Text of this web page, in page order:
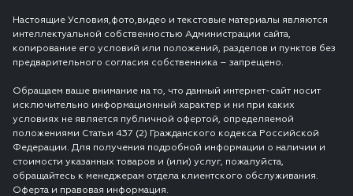
Настоящие Условия,фото,видео и текстовые материалы являются
интеллектуальной собственностью Администрации сайта,
копирование его условий или положений, разделов и пунктов без
предварительного согласия собственника – запрещено.
Обращаем ваше внимание на то, что данный интернет-сайт носит
исключительно информационный характер и ни при каких
условиях не является публичной офертой, определяемой
положениями Статьи 437 (2) Гражданского кодекса Российской
Федерации. Для получения подробной информации о наличии и
стоимости указанных товаров и (или) услуг, пожалуйста,
обращайтесь к менеджерам отдела клиентского обслуживания.
Оферта и правовая информация.